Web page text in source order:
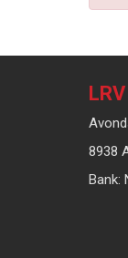
8938
Bank: